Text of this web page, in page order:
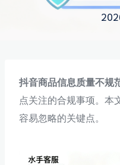
抖音商品信息质量不规
点关注的合规事项。本
容易忽略的关键点。